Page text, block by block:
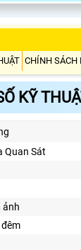
CHÍNH SÁCH
KỸ
Quan Sát
ảnh
đêm